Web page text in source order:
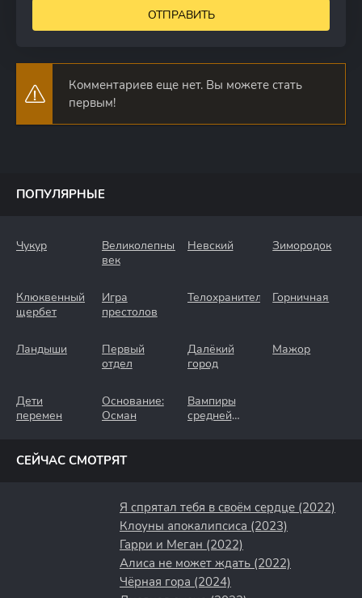
ОТПРАВИТЬ
Комментариев еще нет. Вы можете стать
первым!
ПОПУЛЯРНЫЕ
Чукур
Великолепный
век
Невский Зимородок
Клюквенный
щербет
Игра
престолов
Телохранители Горничная
Ландыши
Первый
отдел
Далёкий
город
Мажор
Дети
перемен
Основание:
Осман
Вампиры
средней
СЕЙЧАС СМОТРЯТ
Я спрятал тебя в своём сердце (2022)
Клоуны апокалипсиса (2023)
Гарри и Меган (2022)
Алиса не может ждать (2022)
Чёрная гора (2024)